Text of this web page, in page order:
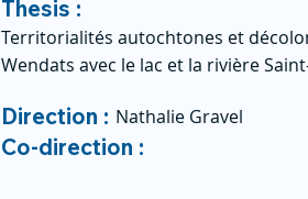
Thesis :
Territorialités autochtones et
Wendats avec le lac et la rivière
Direction : Nathalie Gravel
Co-direction :